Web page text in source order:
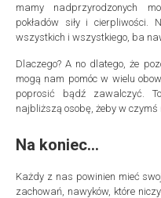
mamy nadprzyrodzonych
pokładów siły i cierpliwości.
wszystkich i wszystkiego, ba
Dlaczego? A no dlatego, że
mogą nam pomóc w wielu
poprosić bądź zawalczyć.
najbliższą osobę, żeby w czymś
Na koniec…
Każdy z nas powinien mieć
zachowań, nawyków, które